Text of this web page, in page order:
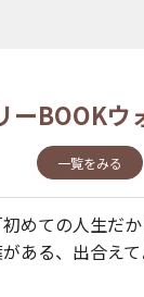
ーBOOKウ
一覧をみる
初めての人生だ
ある、出合えて